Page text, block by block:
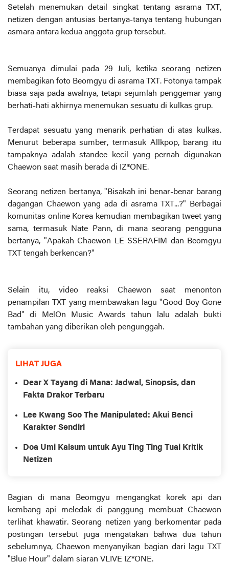
Setelah menemukan detail singkat tentang asrama TXT,
netizen dengan antusias bertanya-tanya tentang hubungan
asmara antara kedua anggota grup tersebut.
Semuanya dimulai pada 29 Juli, ketika seorang netizen
membagikan foto Beomgyu di asrama TXT. Fotonya tampak
biasa saja pada awalnya, tetapi sejumlah penggemar yang
berhati-hati akhirnya menemukan sesuatu di kulkas grup.
Terdapat sesuatu yang menarik perhatian di atas kulkas.
Menurut beberapa sumber, termasuk Allkpop, barang itu
tampaknya adalah standee kecil yang pernah digunakan
Chaewon saat masih berada di IZ*ONE.
Seorang netizen bertanya, "Bisakah ini benar-benar barang
dagangan Chaewon yang ada di asrama TXT...?" Berbagai
komunitas online Korea kemudian membagikan tweet yang
sama, termasuk Nate Pann, di mana seorang pengguna
bertanya, "Apakah Chaewon LE SSERAFIM dan Beomgyu
TXT tengah berkencan?"
Selain itu, video reaksi Chaewon saat menonton
penampilan TXT yang membawakan lagu "Good Boy Gone
Bad" di MelOn Music Awards tahun lalu adalah bukti
tambahan yang diberikan oleh pengunggah.
LIHAT JUGA
Dear X Tayang di Mana: Jadwal, Sinopsis, dan
Fakta Drakor Terbaru
Lee Kwang Soo The Manipulated: Akui Benci
Karakter Sendiri
Doa Umi Kalsum untuk Ayu Ting Ting Tuai Kritik
Netizen
Bagian di mana Beomgyu mengangkat korek api dan
kembang api meledak di panggung membuat Chaewon
terlihat khawatir. Seorang netizen yang berkomentar pada
postingan tersebut juga mengatakan bahwa dua tahun
sebelumnya, Chaewon menyanyikan bagian dari lagu TXT
"Blue Hour" dalam siaran VLIVE IZ*ONE.